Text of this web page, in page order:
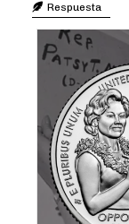
Respuesta